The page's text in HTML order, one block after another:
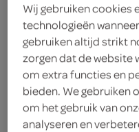
3.
Wij gebruiken cookies
technologieën
gebruiken altijd strikt
zorgen dat de website
om extra functies en
bieden. We gebruiken
om het gebruik van
analyseren en